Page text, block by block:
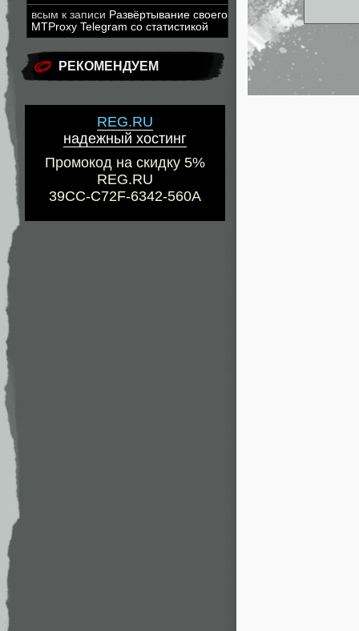
всым к записи Развёртывание своего
MTProxy Telegram со статистикой
РЕКОМЕНДУЕМ
REG.RU
надежный хостинг
Промокод на скидку 5%
REG.RU
39CC-C72F-6342-560A